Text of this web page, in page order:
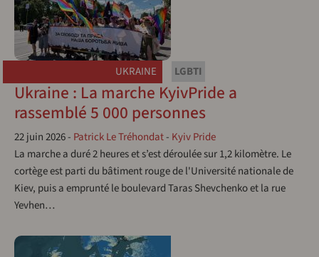
UKRAINE LGBTI
Ukraine : La marche KyivPride a
rassemblé 5 000 personnes
22 juin 2026- Patrick Le Tréhondat- Kyiv Pride
La marche a duré 2 heures et s’est déroulée sur 1,2 kilomètre. Le
cortège est parti du bâtiment rouge de l'Université nationale de
Kiev, puis a emprunté le boulevard Taras Shevchenko et la rue
Yevhen…